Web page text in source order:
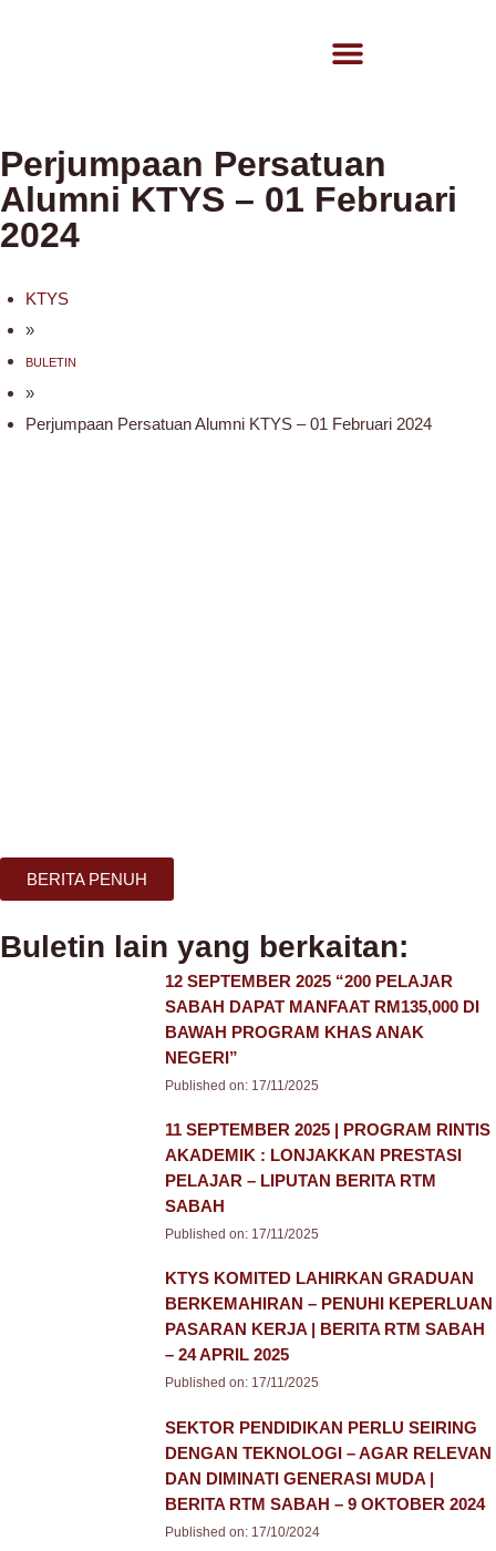
Perjumpaan Persatuan
Alumni KTYS – 01 Februari
2024
KTYS
»
BULETIN
»
Perjumpaan Persatuan Alumni KTYS – 01 Februari 2024
BERITA PENUH
Buletin lain yang berkaitan:
12 SEPTEMBER 2025 “200 PELAJAR
SABAH DAPAT MANFAAT RM135,000 DI
BAWAH PROGRAM KHAS ANAK
NEGERI”
Published on: 17/11/2025
11 SEPTEMBER 2025 | PROGRAM RINTIS
AKADEMIK : LONJAKKAN PRESTASI
PELAJAR – LIPUTAN BERITA RTM
SABAH
Published on: 17/11/2025
KTYS KOMITED LAHIRKAN GRADUAN
BERKEMAHIRAN – PENUHI KEPERLUAN
PASARAN KERJA | BERITA RTM SABAH
– 24 APRIL 2025
Published on: 17/11/2025
SEKTOR PENDIDIKAN PERLU SEIRING
DENGAN TEKNOLOGI – AGAR RELEVAN
DAN DIMINATI GENERASI MUDA |
BERITA RTM SABAH – 9 OKTOBER 2024
Published on: 17/10/2024